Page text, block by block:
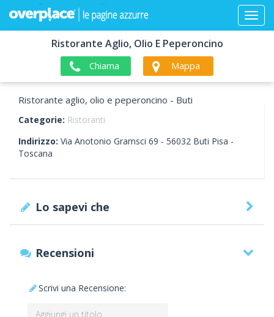
Ristorante Aglio, Olio E Peperoncino
Chiama Mappa
Ristorante aglio, olio e peperoncino - Buti
Categorie: Ristoranti
Indirizzo: Via Anotonio Gramsci 69 - 56032 Buti Pisa -
Toscana
Lo sapevi che
Recensioni
Scrivi una Recensione: